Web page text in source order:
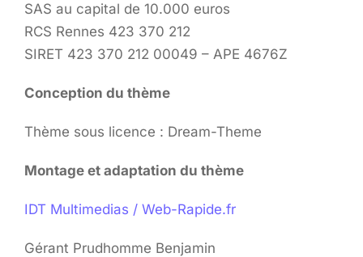
SAS au capital de 10.000 euros
RCS Rennes 423 370 212
SIRET 423 370 212 00049 – APE 4676Z
Conception du thème
Thème sous licence : Dream-Theme
Montage et adaptation du thème
IDT Multimedias / Web-Rapide.fr
Gérant Prudhomme Benjamin